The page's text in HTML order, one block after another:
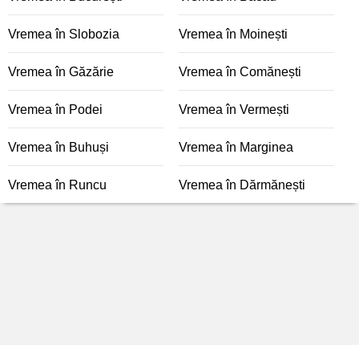
Vremea în Slobozia Vremea în Moinești
Vremea în Găzărie Vremea în Comănești
Vremea în Podei Vremea în Vermești
Vremea în Buhuși Vremea în Marginea
Vremea în Runcu Vremea în Dărmănești